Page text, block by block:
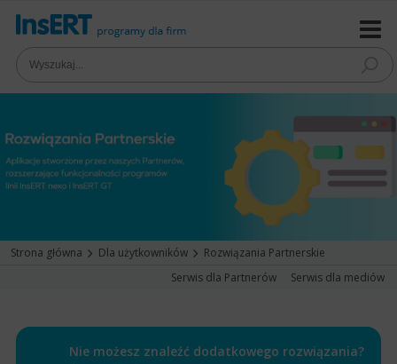
Strona główna Dla użytkowników
Rozwiązania Partnerskie
Serwis dla Partnerów
Serwis dla mediów
Nie możesz znaleźć dodatkowego rozwiązania?